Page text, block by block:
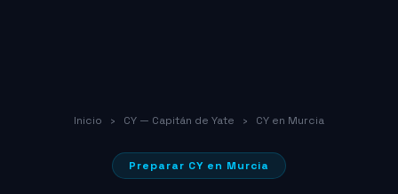
Inicio › CY — Capitán de Yate › CY en Murcia
Preparar CY en Murcia